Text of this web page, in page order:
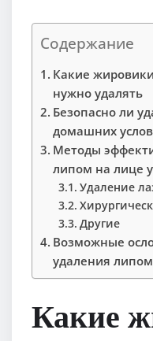
Содержание
Какие
нужно удалять
Безопасно ли
домашних
Методы
липом на лице
Удаление
Другие
Возможные
удаления
Какие